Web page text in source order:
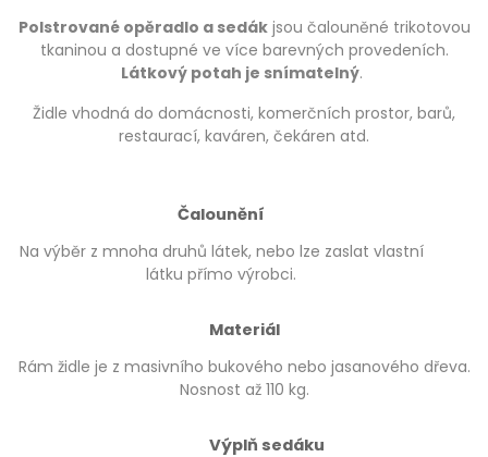
Polstrované opěradlo a sedákjsou čalouněné trikotovou
tkaninou a dostupné ve více barevných provedeních.
Látkový potah je snímatelný.
Židle vhodná do domácnosti, komerčních prostor, barů,
restaurací, kaváren, čekáren atd.
Čalounění
Na výběr z mnoha druhů látek, nebo lze zaslat vlastní
látku přímo výrobci.
Materiál
Rám židle je z masivního bukového nebo jasanového dřeva.
Nosnost až 110 kg.
Výplň sedáku